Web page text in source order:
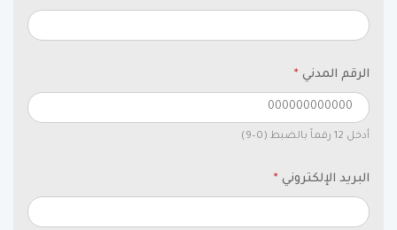
الرقم المدني *
أدخل 12 رقماً بالضبط (0–9)
البريد الإلكتروني *